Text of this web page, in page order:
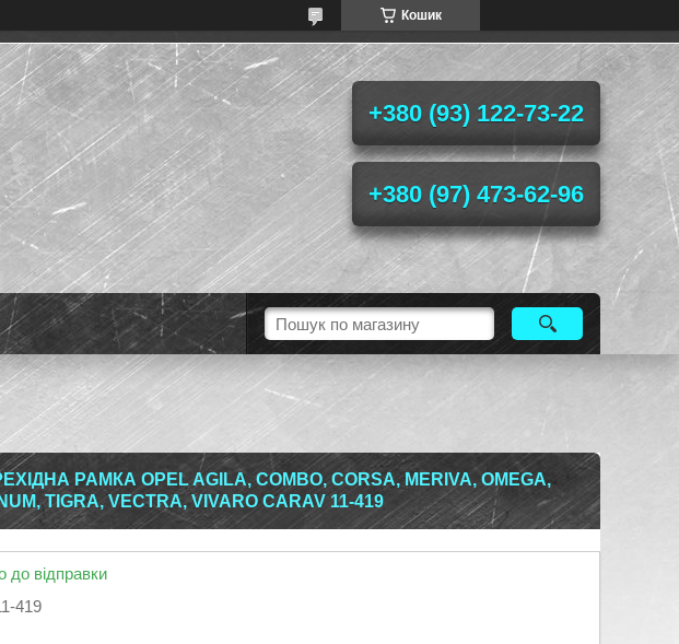
Кошик
+380 (93) 122-73-22
+380 (97) 473-62-96
РАМКА OPEL AGILA, COMBO, CORSA, MERIVA, OMEGA,
TIGRA, VECTRA, VIVARO CARAV 11-419
до відправки
419